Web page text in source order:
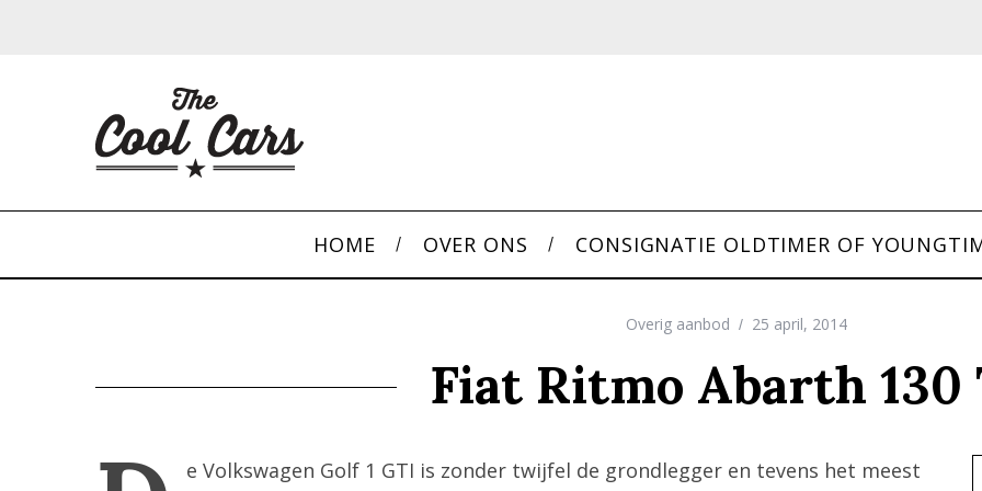
HOME OVER ONS CONSIGNATIE OLDTIMER OF
Overig aanbod 25 april, 2014
Fiat Ritmo Abarth 130
e Volkswagen Golf 1 GTI is zonder twijfel de grondlegger en tevens het meest